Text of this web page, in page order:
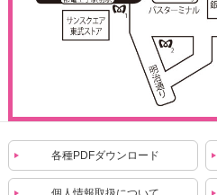
各種PDFダウンロード